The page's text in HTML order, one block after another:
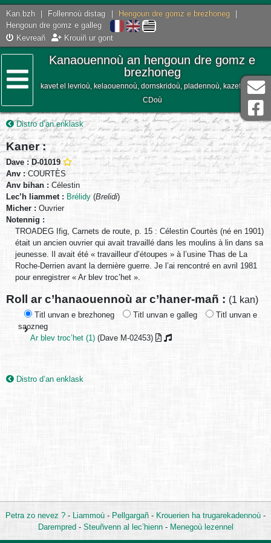
Kan.bzh Follennoù distag Hengoun dre gomz e brezhoneg
Hengoun dre gomz e galleg
Kevreañ
Krouiñ ur gont
Lañser
Kanaouennoù an hengoun dre gomz e
brezhoneg
kavet el levrioù, kelaouennoù, dornskridoù, pladennoù, kazetennoù,
CDoù
Distro d’an enklask
Kaner :
Dave : D-01019
Anv : COURTÈS
Anv bihan : Célestin
Lec’h liammet : Brélidy (Brelidi)
Micher : Ouvrier
Notennig :
TROADEG Ifig, Carnets de route, p. 15 : Célestin Courtès (né en 1901)
était un ancien ouvrier qui avait travaillé dans les moulins à lin dans sa
jeunesse. Il avait été « travailleur d’étoupes » à l’usine Thas de La
Roche-Derrien avant la dernière guerre. Je l’ai rencontré en avril 1981
pour enregistrer « Ar blev troc’het ».
Roll ar c’hanaouennoù ar c’haner-mañ : (1 kan)
Titl unvan e brezhoneg Titl unvan e galleg
Titl unvan e
saozneg
Ar blev troc’het (1) (Dave M-02453)
Distro d’an enklask
Petra zo nevez ? - Liammoù - Pellgargañ - Krouerien ha trugarekadennoù -
Darempred- Steuñvenn al lec’hienn- Menegoù lezennel